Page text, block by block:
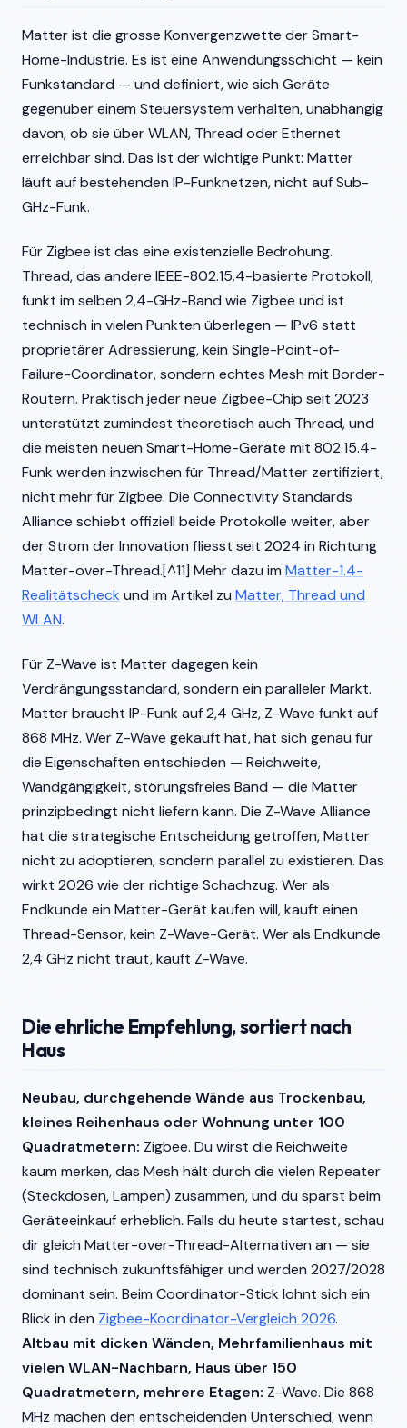
Matter ist die grosse Konvergenzwette der Smart-
Home-Industrie. Es ist eine Anwendungsschicht — kein
Funkstandard — und definiert, wie sich Geräte
gegenüber einem Steuersystem verhalten, unabhängig
davon, ob sie über WLAN, Thread oder Ethernet
erreichbar sind. Das ist der wichtige Punkt: Matter
läuft auf bestehenden IP-Funknetzen, nicht auf Sub-
GHz-Funk.
Für Zigbee ist das eine existenzielle Bedrohung.
Thread, das andere IEEE-802.15.4-basierte Protokoll,
funkt im selben 2,4-GHz-Band wie Zigbee und ist
technisch in vielen Punkten überlegen — IPv6 statt
proprietärer Adressierung, kein Single-Point-of-
Failure-Coordinator, sondern echtes Mesh mit Border-
Routern. Praktisch jeder neue Zigbee-Chip seit 2023
unterstützt zumindest theoretisch auch Thread, und
die meisten neuen Smart-Home-Geräte mit 802.15.4-
Funk werden inzwischen für Thread/Matter zertifiziert,
nicht mehr für Zigbee. Die Connectivity Standards
Alliance schiebt offiziell beide Protokolle weiter, aber
der Strom der Innovation fliesst seit 2024 in Richtung
Matter-over-Thread.[^11] Mehr dazu imMatter-1.4-
Realitätscheckund im Artikel zuMatter, Thread und
WLAN.
Für Z-Wave ist Matter dagegen kein
Verdrängungsstandard, sondern ein paralleler Markt.
Matter braucht IP-Funk auf 2,4 GHz, Z-Wave funkt auf
868 MHz. Wer Z-Wave gekauft hat, hat sich genau für
die Eigenschaften entschieden — Reichweite,
Wandgängigkeit, störungsfreies Band — die Matter
prinzipbedingt nicht liefern kann. Die Z-Wave Alliance
hat die strategische Entscheidung getroffen, Matter
nicht zu adoptieren, sondern parallel zu existieren. Das
wirkt 2026 wie der richtige Schachzug. Wer als
Endkunde ein Matter-Gerät kaufen will, kauft einen
Thread-Sensor, kein Z-Wave-Gerät. Wer als Endkunde
2,4 GHz nicht traut, kauft Z-Wave.
Die ehrliche Empfehlung, sortiert nach
Haus
Neubau, durchgehende Wände aus Trockenbau,
kleines Reihenhaus oder Wohnung unter 100
Quadratmetern: Zigbee. Du wirst die Reichweite
kaum merken, das Mesh hält durch die vielen Repeater
(Steckdosen, Lampen) zusammen, und du sparst beim
Geräteeinkauf erheblich. Falls du heute startest, schau
dir gleich Matter-over-Thread-Alternativen an — sie
sind technisch zukunftsfähiger und werden 2027/2028
dominant sein. Beim Coordinator-Stick lohnt sich ein
Blick in den Zigbee-Koordinator-Vergleich 2026.
Altbau mit dicken Wänden, Mehrfamilienhaus mit
vielen WLAN-Nachbarn, Haus über 150
Quadratmetern, mehrere Etagen: Z-Wave. Die 868
MHz machen den entscheidenden Unterschied, wenn